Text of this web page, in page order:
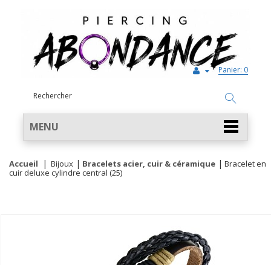
Panier: 0
MENU
Accueil Bijoux Bracelets acier, cuir & céramique
Bracelet en
cuir deluxe cylindre central (25)